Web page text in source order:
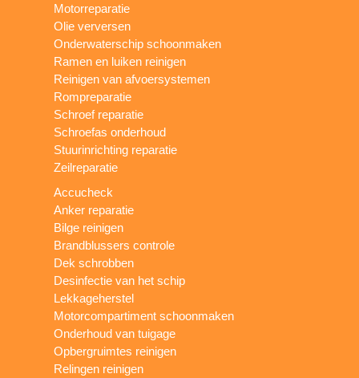
Motorreparatie
Olie verversen
Onderwaterschip schoonmaken
Ramen en luiken reinigen
Reinigen van afvoersystemen
Rompreparatie
Schroef reparatie
Schroefas onderhoud
Stuurinrichting reparatie
Zeilreparatie
Accucheck
Anker reparatie
Bilge reinigen
Brandblussers controle
Dek schrobben
Desinfectie van het schip
Lekkageherstel
Motorcompartiment schoonmaken
Onderhoud van tuigage
Opbergruimtes reinigen
Relingen reinigen